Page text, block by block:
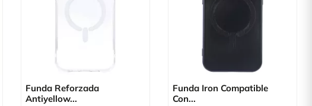
Vista rápida
Funda Reforzada
Antiyellow...
Vista rápida
Funda Iron Compatible
Con...